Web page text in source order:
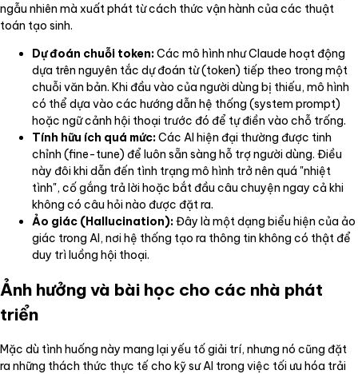
ngẫu nhiên mà xuất phát từ cách thức vận hành của các thuật
toán tạo sinh.
Dự đoán chuỗi token:Các mô hình như Claude hoạt động
dựa trên nguyên tắc dự đoán từ (token) tiếp theo trong một
chuỗi văn bản. Khi đầu vào của người dùng bị thiếu, mô hình
có thể dựa vào các hướng dẫn hệ thống (system prompt)
hoặc ngữ cảnh hội thoại trước đó để tự điền vào chỗ trống.
Tính hữu ích quá mức:Các AI hiện đại thường được tinh
chỉnh (fine-tune) để luôn sẵn sàng hỗ trợ người dùng. Điều
này đôi khi dẫn đến tình trạng mô hình trở nên quá "nhiệt
tình", cố gắng trả lời hoặc bắt đầu câu chuyện ngay cả khi
không có câu hỏi nào được đặt ra.
Ảo giác (Hallucination):Đây là một dạng biểu hiện của ảo
giác trong AI, nơi hệ thống tạo ra thông tin không có thật để
duy trì luồng hội thoại.
Ảnh hưởng và bài học cho các nhà phát
triển
Mặc dù tình huống này mang lại yếu tố giải trí, nhưng nó cũng đặt
ra những thách thức thực tế cho kỹ sư AI trong việc tối ưu hóa trải